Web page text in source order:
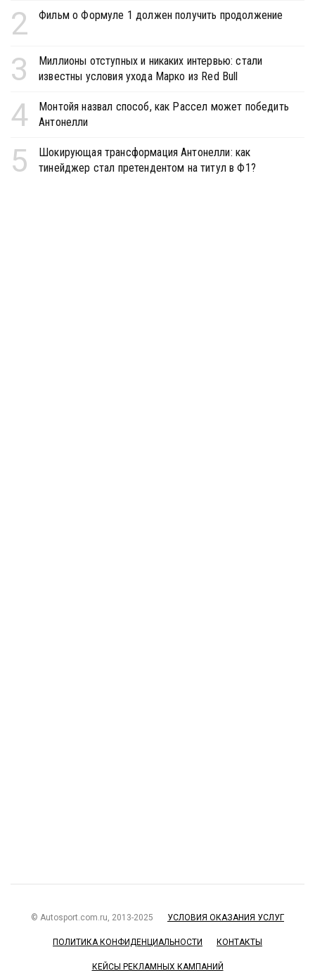
2 Фильм о Формуле 1 должен получить продолжение
3
Миллионы отступных и никаких интервью: стали
известны условия ухода Марко из Red Bull
4
Монтойя назвал способ, как Рассел может победить
Антонелли
5
Шокирующая трансформация Антонелли: как
тинейджер стал претендентом на титул в Ф1?
© Autosport.com.ru, 2013-2025 УСЛОВИЯ ОКАЗАНИЯ УСЛУГ
ПОЛИТИКА КОНФИДЕНЦИАЛЬНОСТИ КОНТАКТЫ
КЕЙСЫ РЕКЛАМНЫХ КАМПАНИЙ